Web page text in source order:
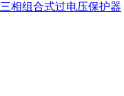
三相组合式过电压保护器